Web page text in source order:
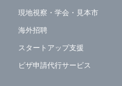
現地視察・学会・見本市
海外招聘
スタートアップ支援
ビザ申請代行サービス